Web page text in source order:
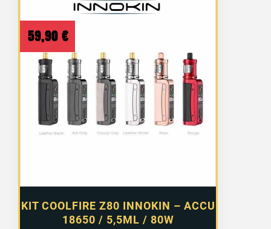
KIT COOLFIRE Z80 INNOKIN – ACCU
18650 / 5,5ML / 80W
59,90 €